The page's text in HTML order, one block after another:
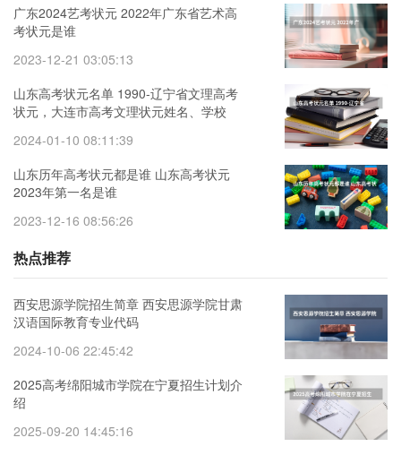
广东2024艺考状元 2022年广东省艺术高
考状元是谁
2023-12-21 03:05:13
山东高考状元名单 1990-辽宁省文理高考
状元，大连市高考文理状元姓名、学校
2024-01-10 08:11:39
山东历年高考状元都是谁 山东高考状元
2023年第一名是谁
2023-12-16 08:56:26
热点推荐
西安思源学院招生简章 西安思源学院甘肃
汉语国际教育专业代码
2024-10-06 22:45:42
2025高考绵阳城市学院在宁夏招生计划介
绍
2025-09-20 14:45:16